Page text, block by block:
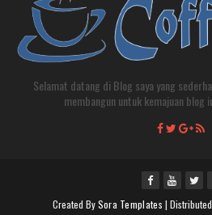
Selamat datang di Blog saya yang
membangun untuk kemajuan blog
Created BySora Templates |